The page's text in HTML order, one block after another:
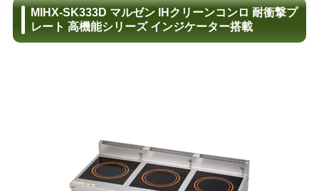
MIHX-SK333D マルゼン IHクリーンコンロ 耐衝撃プ
レート 高機能シリーズ インジケーター搭載